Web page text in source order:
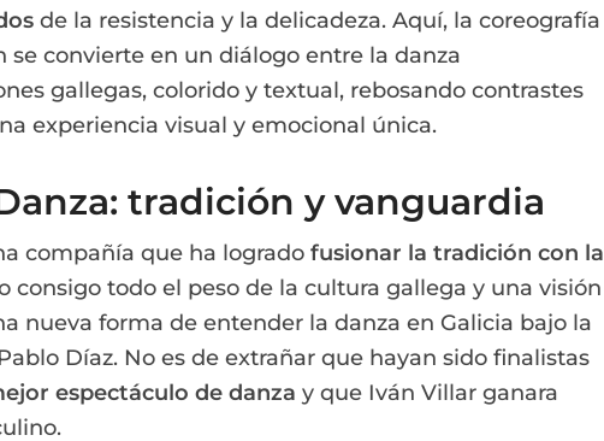
de la resistencia y la delicadeza. Aquí, la coreografía
convierte en un diálogo entre la danza
gallegas, colorido y textual, rebosando contrastes
experiencia visual y emocional única.
tradición y vanguardia
compañía que ha logrado fusionar la tradición con la
consigo todo el peso de la cultura gallega y una visión
nueva forma de entender la danza en Galicia bajo la
Díaz. No es de extrañar que hayan sido finalistas
espectáculo de danza y que Iván Villar ganara